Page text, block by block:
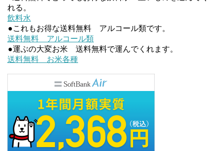
b
k
t
れる。
飲料水
●これもお得な送料無料 アルコール類です。
送料無料 アルコール類
●運ぶの大変お米 送料無料で運んでくれます。
送料無料 お米各種